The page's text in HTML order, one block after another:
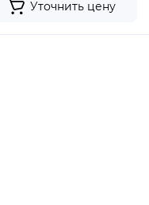
Уточнить цену